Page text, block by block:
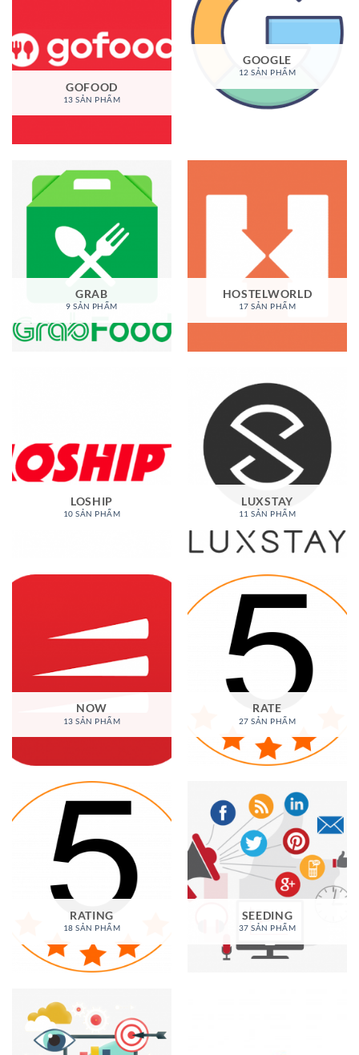
GOFOOD
13 SẢN PHẨM
GOOGLE
12 SẢN PHẨM
GRAB
9 SẢN PHẨM
HOSTELWORLD
17 SẢN PHẨM
LOSHIP
10 SẢN PHẨM
LUXSTAY
11 SẢN PHẨM
NOW
13 SẢN PHẨM
RATE
27 SẢN PHẨM
RATING
18 SẢN PHẨM
SEEDING
37 SẢN PHẨM